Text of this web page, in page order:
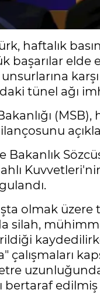
haftalık
başarılar
tünel ağı
Bakanlık
olmak
silah,
bertaraf